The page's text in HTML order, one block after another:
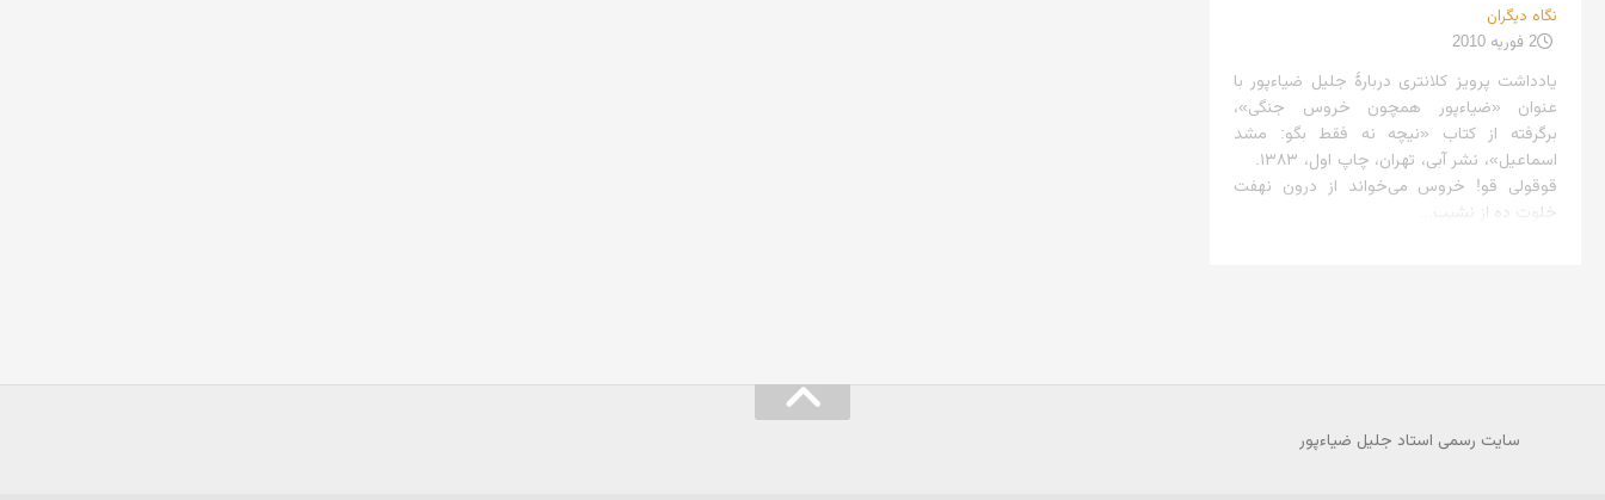
نگاه دیگران
2 فوریه 2010
یادداشت پرویز کلانتری دربارهٔ جلیل ضیاءپور با
عنوان «ضیاءپور همچون خروس جنگی»،
برگرفته از کتاب «نیچه نه فقط بگو: مشد
قوقولی قو! خروس می‌خواند از درون نهفت
خلوت ده از نشیب...
سایت رسمی استاد جلیل ضیاءپور